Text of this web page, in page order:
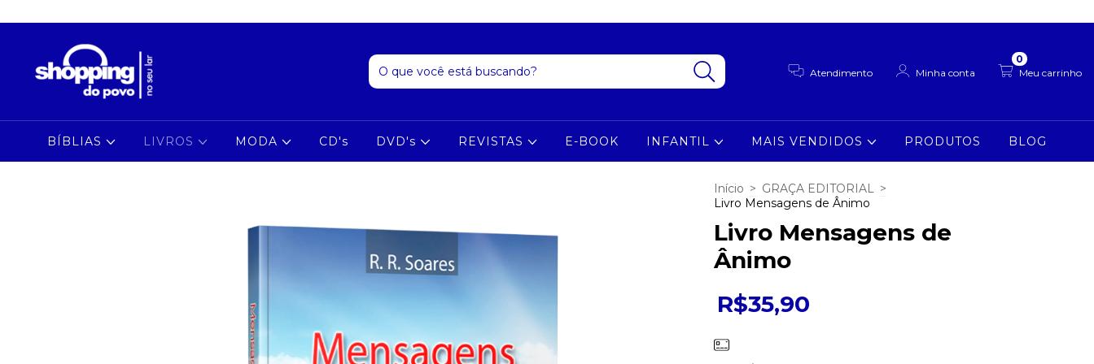
Atendimento Minha conta Meu carrinho
0
BÍBLIAS LIVROS MODA CD's DVD's REVISTAS E-BOOK INFANTIL MAIS VENDIDOS PRODUTOS BLOG
Início > GRAÇA EDITORIAL >
Livro Mensagens de Ânimo
Livro Mensagens de
Ânimo
R$35,90